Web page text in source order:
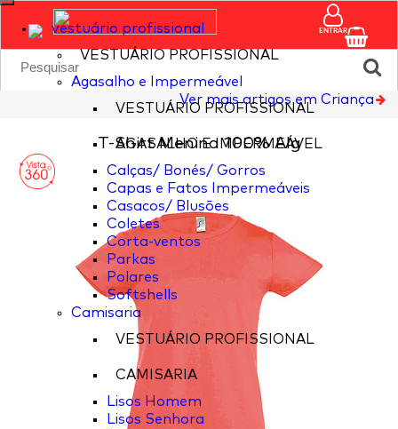
vestuário profissional
VESTUÁRIO PROFISSIONAL
Agasalho e Impermeável
VESTUÁRIO PROFISSIONAL
AGASALHO E IMPERMEÁVEL
Calças/ Bonés/ Gorros
Capas e Fatos Impermeáveis
Casacos/ Blusões
Coletes
Corta-ventos
Parkas
Polares
Softshells
Camisaria
VESTUÁRIO PROFISSIONAL
CAMISARIA
Lisos Homem
Lisos Senhora
ENTRAR
Ver mais artigos em Criança
T-Shirt Menina 100% Alg